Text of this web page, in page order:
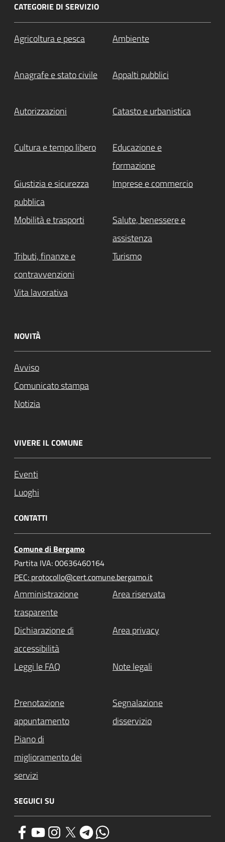
CATEGORIE DI SERVIZIO
Agricoltura e pesca Ambiente
Anagrafe e stato civile Appalti pubblici
Autorizzazioni Catasto e urbanistica
Cultura e tempo libero
Educazione e
formazione
Giustizia e sicurezza
pubblica
Imprese e commercio
Mobilità e trasporti
Salute, benessere e
assistenza
Tributi, finanze e
contravvenzioni
Turismo
Vita lavorativa
NOVITÀ
Avviso
Comunicato stampa
Notizia
VIVERE IL COMUNE
Eventi
Luoghi
CONTATTI
Comune di Bergamo
Partita IVA: 00636460164
PEC: protocollo@cert.comune.bergamo.it
Amministrazione
trasparente
Area riservata
Dichiarazione di
accessibilità
Area privacy
Leggi le FAQ Note legali
Prenotazione
appuntamento
Segnalazione
disservizio
Piano di
miglioramento dei
servizi
SEGUICI SU